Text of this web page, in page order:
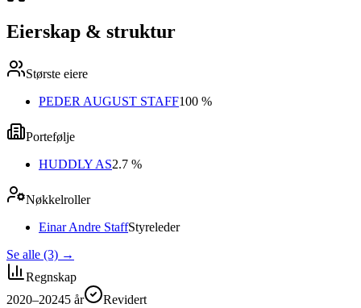
Eierskap & struktur
Største eiere
PEDER AUGUST STAFF100 %
Portefølje
HUDDLY AS2.7 %
Nøkkelroller
Einar Andre StaffStyreleder
Se alle (3) →
Regnskap
2020–20245 år
Revidert